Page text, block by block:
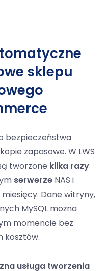
sklepu
bezpieczeństwa
zapasowe. W LWS
tworzone kilka razy
serwerze NAS i
Dane witryny,
MySQL można
momencie bez
kosztów.
usługa tworzenia